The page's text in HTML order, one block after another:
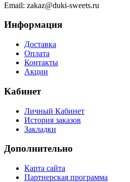
Email: zakaz@duki-sweets.ru
Информация
Доставка
Оплата
Контакты
Акции
Кабинет
Личный Кабинет
История заказов
Закладки
Дополнительно
Карта сайта
Партнерская программа